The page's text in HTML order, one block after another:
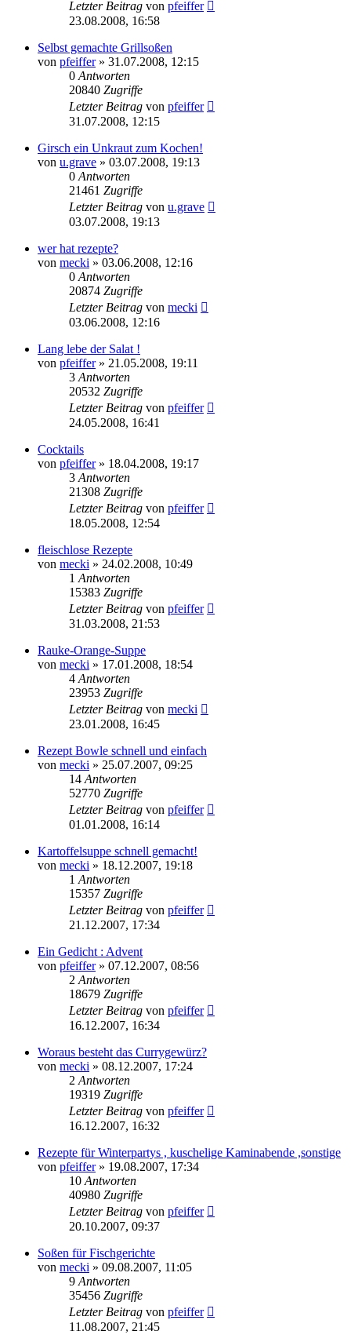
Letzter Beitrag von pfeiffer
23.08.2008, 16:58
Selbst gemachte Grillsoßen
von pfeiffer» 31.07.2008, 12:15
0 Antworten
20840 Zugriffe
Letzter Beitrag von pfeiffer
31.07.2008, 12:15
Girsch ein Unkraut zum Kochen!
von u.grave » 03.07.2008, 19:13
0 Antworten
21461 Zugriffe
Letzter Beitrag von u.grave
03.07.2008, 19:13
wer hat rezepte?
von mecki » 03.06.2008, 12:16
0 Antworten
20874 Zugriffe
Letzter Beitrag von mecki
03.06.2008, 12:16
Lang lebe der Salat !
von pfeiffer» 21.05.2008, 19:11
3 Antworten
20532 Zugriffe
Letzter Beitrag von pfeiffer
24.05.2008, 16:41
Cocktails
von pfeiffer» 18.04.2008, 19:17
3 Antworten
21308 Zugriffe
Letzter Beitrag von pfeiffer
18.05.2008, 12:54
fleischlose Rezepte
von mecki » 24.02.2008, 10:49
1 Antworten
15383 Zugriffe
Letzter Beitrag von pfeiffer
31.03.2008, 21:53
Rauke-Orange-Suppe
von mecki » 17.01.2008, 18:54
4 Antworten
23953 Zugriffe
Letzter Beitrag von mecki
23.01.2008, 16:45
Rezept Bowle schnell und einfach
von mecki » 25.07.2007, 09:25
14 Antworten
52770 Zugriffe
Letzter Beitrag von pfeiffer
01.01.2008, 16:14
Kartoffelsuppe schnell gemacht!
von mecki » 18.12.2007, 19:18
1 Antworten
15357 Zugriffe
Letzter Beitrag von pfeiffer
21.12.2007, 17:34
Ein Gedicht : Advent
von pfeiffer» 07.12.2007, 08:56
2 Antworten
18679 Zugriffe
Letzter Beitrag von pfeiffer
16.12.2007, 16:34
Woraus besteht das Currygewürz?
von mecki » 08.12.2007, 17:24
2 Antworten
19319 Zugriffe
Letzter Beitrag von pfeiffer
16.12.2007, 16:32
Rezepte für Winterpartys , kuschelige Kaminabende ,sonstige
von pfeiffer» 19.08.2007, 17:34
10 Antworten
40980 Zugriffe
Letzter Beitrag von pfeiffer
20.10.2007, 09:37
Soßen für Fischgerichte
von mecki » 09.08.2007, 11:05
9 Antworten
35456 Zugriffe
Letzter Beitrag von pfeiffer
11.08.2007, 21:45